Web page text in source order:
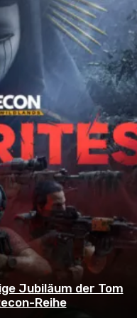
Jubiläum der Tom
Reihe